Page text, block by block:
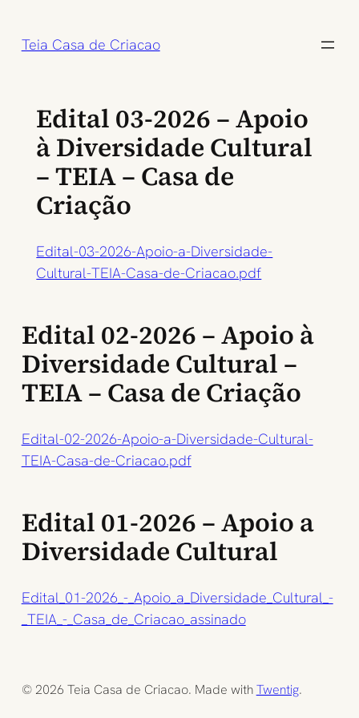
para
Teia Casa de Criacao
Edital 03-2026 – Apoio
à Diversidade Cultural
– TEIA – Casa de
Criação
Edital-03-2026-Apoio-a-Diversidade-
Cultural-TEIA-Casa-de-Criacao.pdf
Edital 02-2026 – Apoio à
Diversidade Cultural –
TEIA – Casa de Criação
Edital-02-2026-Apoio-a-Diversidade-Cultural-
TEIA-Casa-de-Criacao.pdf
Edital 01-2026 – Apoio a
Diversidade Cultural
Edital_01-2026_-_Apoio_a_Diversidade_Cultural_-
_TEIA_-_Casa_de_Criacao_assinado
© 2026 Teia Casa de Criacao. Made withTwentig.